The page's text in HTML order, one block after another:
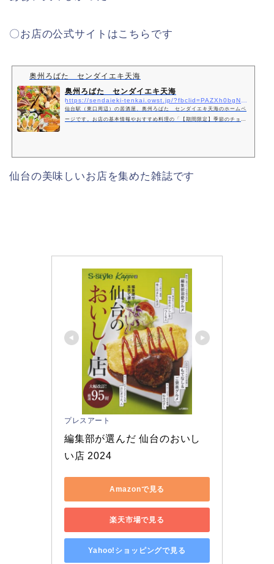
〇お店の公式サイトはこちらです
奥州ろばた センダイエキ天海
奥州ろばた センダイエキ天海
https://sendaieki-tenkai.owst.jp/?fbclid=PAZXh0bgNhZW0CMTEAAaZ56yed0H1Nz5r1I9RvBvyMUsPozhHrjwK6WgXG5OnAFR3Z63cZCKrtPfU_aem_ZPr4bEzpm1-7FnVqp03PXQ
仙台駅（東口周辺）の居酒屋、奥州ろばた センダイエキ天海のホームペ
ージです。お店の基本情報やおすすめ料理の「【期間限定】季節のチョイ
報などをご紹介しています。
仙台の美味しいお店を集めた雑誌です
プレスアート
編集部が選んだ 仙台のおいし
い店 2024
Amazonで見る
楽天市場で見る
Yahoo!ショッピングで見る